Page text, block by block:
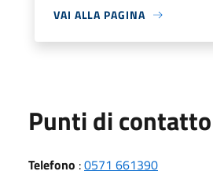
VAI ALLA PAGINA
Punti di contatto
Telefono :0571 661390